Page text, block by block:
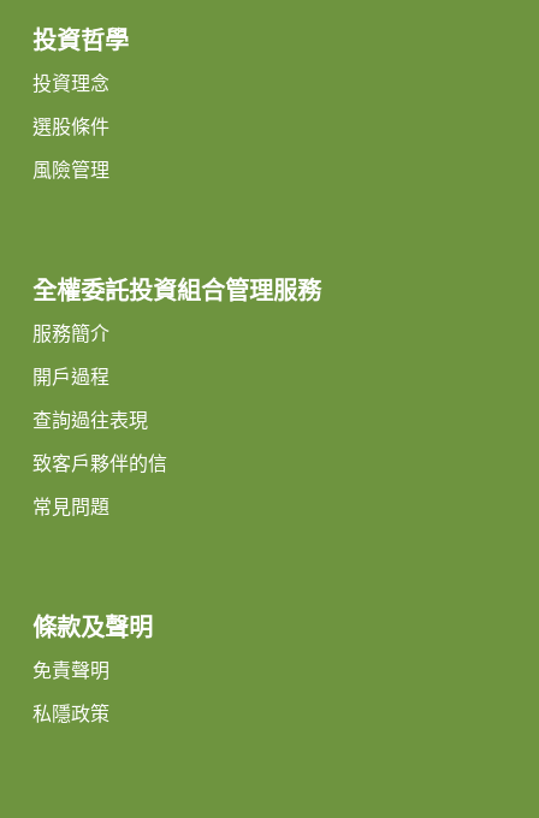
投資哲學
投資理念
選股條件
風險管理
全權委託投資組合管理服務
服務簡介
開戶過程
查詢過往表現
致客戶夥伴的信
常見問題
條款及聲明
免責聲明
私隱政策